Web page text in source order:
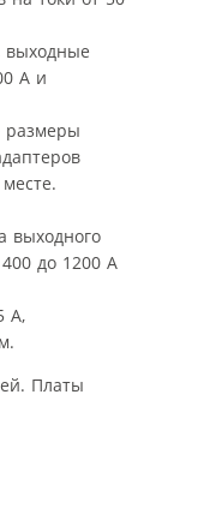
выходные
А и
размеры
выходного
до 1200 А
А,
Платы